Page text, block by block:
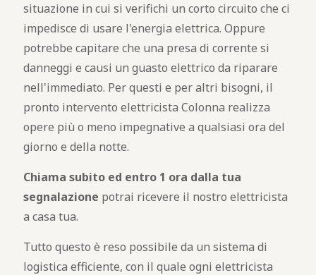
situazione in cui si verifichi un corto circuito che ci
impedisce di usare l'energia elettrica. Oppure
potrebbe capitare che una presa di corrente si
danneggi e causi un guasto elettrico da riparare
nell'immediato. Per questi e per altri bisogni, il
pronto intervento elettricista Colonna realizza
opere più o meno impegnative a qualsiasi ora del
giorno e della notte.
Chiama subito ed entro 1 ora dalla tua
segnalazione potrai ricevere il nostro elettricista
a casa tua.
Tutto questo è reso possibile da un sistema di
logistica efficiente, con il quale ogni elettricista